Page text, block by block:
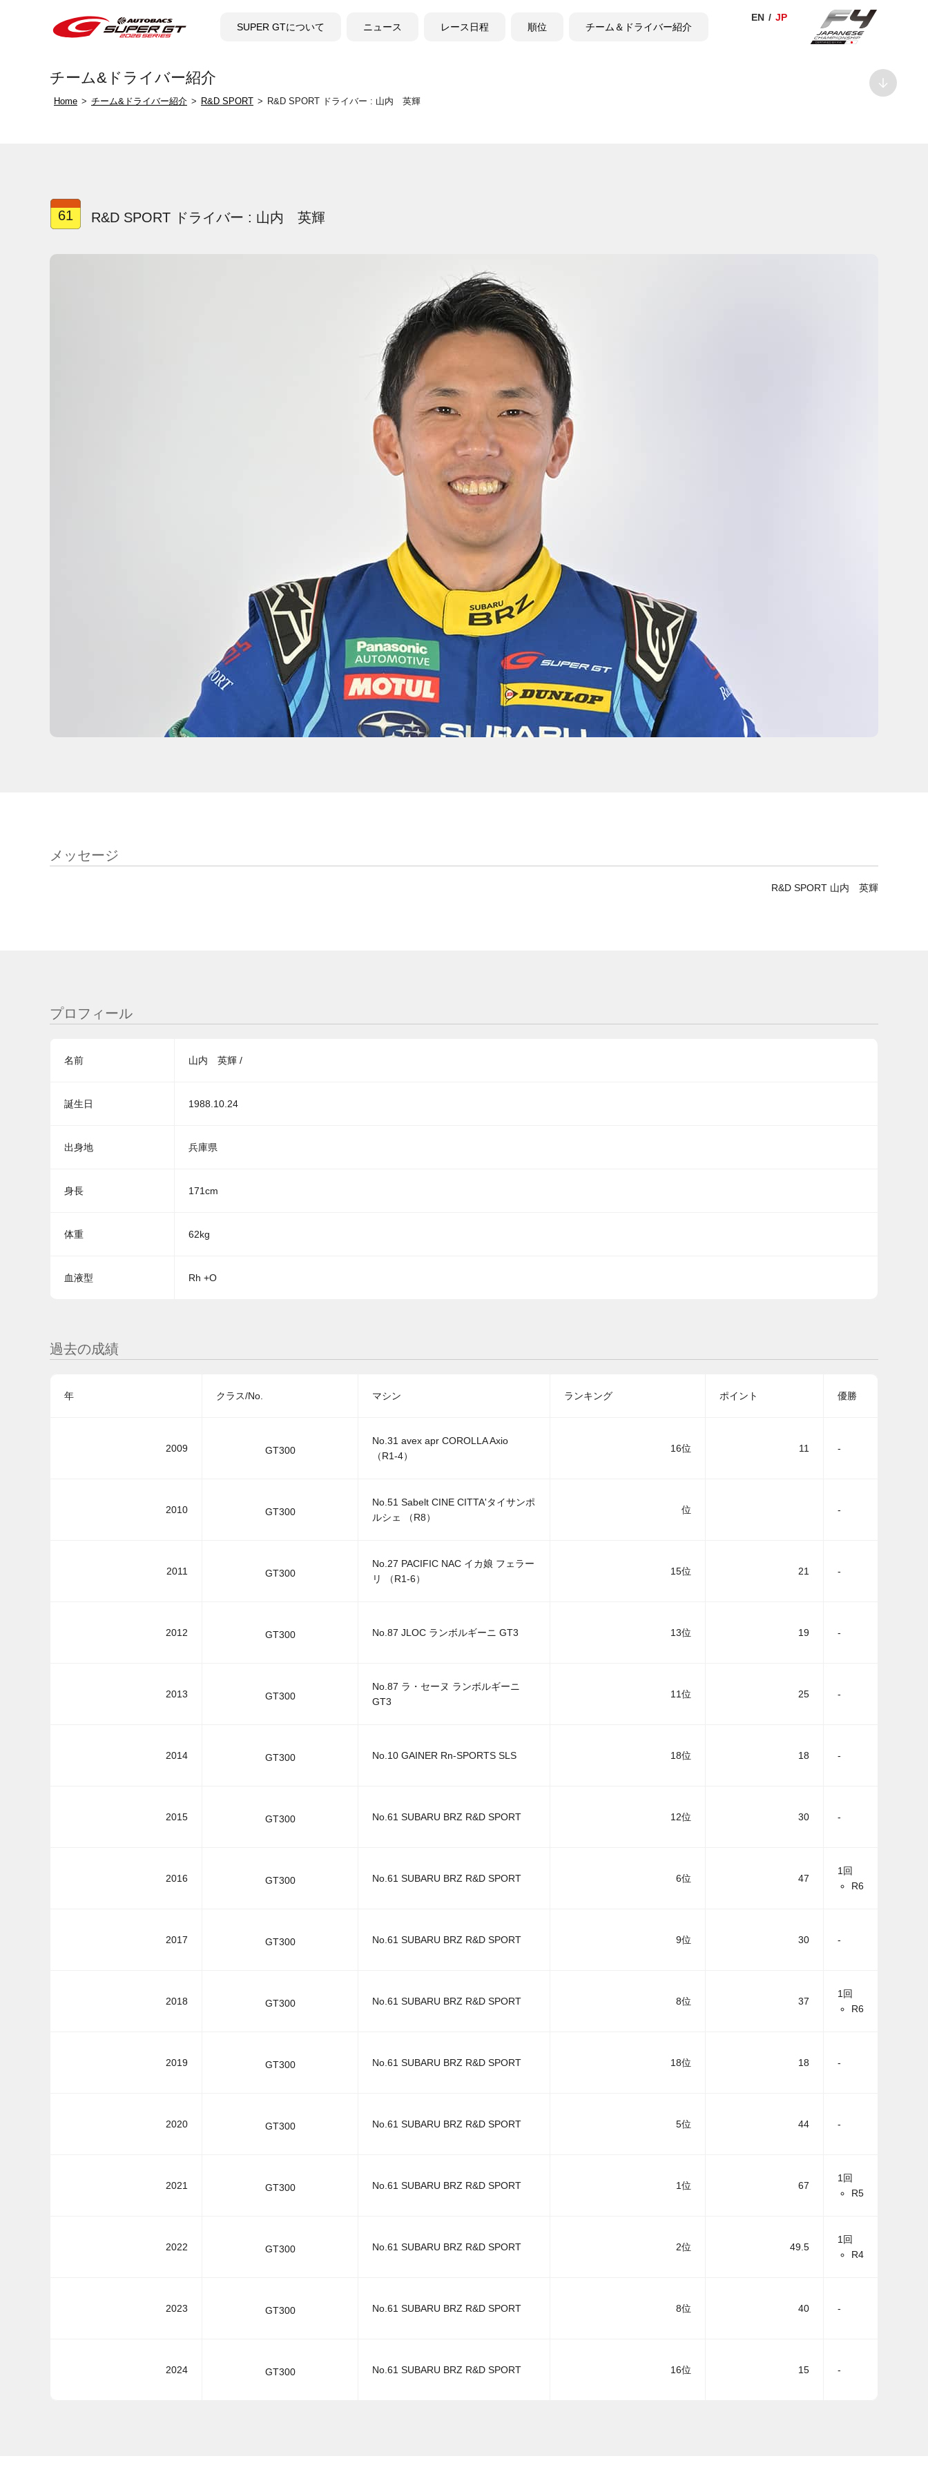
SUPER GTについて ニュース レース日程 順位 チーム＆ドライバー紹介
チーム&ドライバー紹介
Home チーム&ドライバー紹介 R&D SPORT R&D SPORT ドライバー : 山内 英輝
61 R&D SPORT ドライバー : 山内 英輝
メッセージ
R&D SPORT 山内 英輝
プロフィール
名前 山内 英輝 /
誕生日 1988.10.24
出身地 兵庫県
身長 171cm
体重 62kg
血液型 Rh +O
過去の成績
年 クラス/No. マシン ランキング ポイント 優勝
2009 GT300
No.31 avex apr COROLLA Axio
（R1-4）
16位 11 -
2010 GT300
No.51 Sabelt CINE CITTA'タイサンポ
ルシェ （R8）
位 -
2011 GT300
No.27 PACIFIC NAC イカ娘 フェラー
リ （R1-6）
15位 21 -
2012 GT300 No.87 JLOC ランボルギーニ GT3 13位 19 -
2013 GT300
No.87 ラ・セーヌ ランボルギーニ
GT3
11位 25 -
2014 GT300 No.10 GAINER Rn-SPORTS SLS 18位 18 -
2015 GT300 No.61 SUBARU BRZ R&D SPORT 12位 30 -
2016 GT300 No.61 SUBARU BRZ R&D SPORT 6位 47
1回
R6
2017 GT300 No.61 SUBARU BRZ R&D SPORT 9位 30 -
2018 GT300 No.61 SUBARU BRZ R&D SPORT 8位 37
1回
R6
2019 GT300 No.61 SUBARU BRZ R&D SPORT 18位 18 -
2020 GT300 No.61 SUBARU BRZ R&D SPORT 5位 44 -
2021 GT300 No.61 SUBARU BRZ R&D SPORT 1位 67
1回
R5
2022 GT300 No.61 SUBARU BRZ R&D SPORT 2位 49.5
1回
R4
2023 GT300 No.61 SUBARU BRZ R&D SPORT 8位 40 -
2024 GT300 No.61 SUBARU BRZ R&D SPORT 16位 15 -